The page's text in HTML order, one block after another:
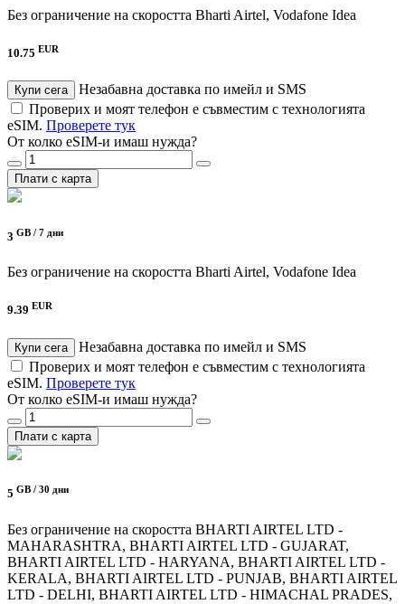
Без ограничение на скоростта Bharti Airtel, Vodafone Idea
10.75 EUR
Купи сега
Незабавна доставка по имейл и SMS
Проверих и моят телефон е съвместим с технологията
eSIM. Проверете тук
От колко eSIM-и имаш нужда?
Плати с карта
3 GB / 7 дни
Без ограничение на скоростта Bharti Airtel, Vodafone Idea
9.39 EUR
Купи сега
Незабавна доставка по имейл и SMS
Проверих и моят телефон е съвместим с технологията
eSIM. Проверете тук
От колко eSIM-и имаш нужда?
Плати с карта
5 GB / 30 дни
Без ограничение на скоростта BHARTI AIRTEL LTD -
MAHARASHTRA, BHARTI AIRTEL LTD - GUJARAT,
BHARTI AIRTEL LTD - HARYANA, BHARTI AIRTEL LTD -
KERALA, BHARTI AIRTEL LTD - PUNJAB, BHARTI AIRTEL
LTD - DELHI, BHARTI AIRTEL LTD - HIMACHAL PRADES,